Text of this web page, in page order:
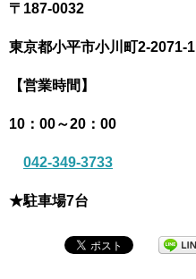
〒187-0032
東京都小平市小川町2-2071-1
【営業時間】
10：00～20：00
042-349-3733
★駐車場7台